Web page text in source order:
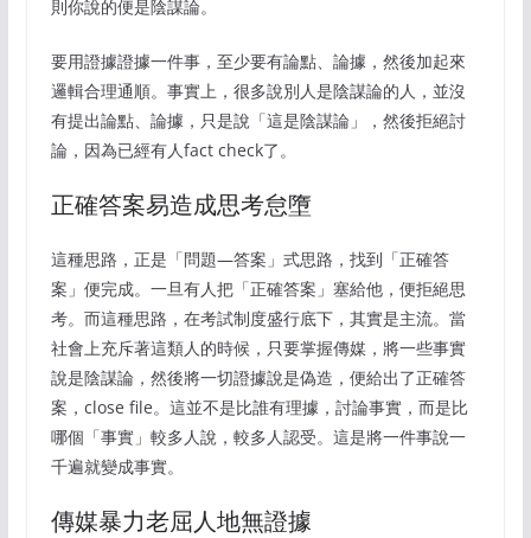
則你說的便是陰謀論。
要用證據證據一件事，至少要有論點、論據，然後加起來
邏輯合理通順。事實上，很多說別人是陰謀論的人，並沒
有提出論點、論據，只是說「這是陰謀論」，然後拒絕討
論，因為已經有人fact check了。
正確答案易造成思考怠墮
這種思路，正是「問題—答案」式思路，找到「正確答
案」便完成。一旦有人把「正確答案」塞給他，便拒絕思
考。而這種思路，在考試制度盛行底下，其實是主流。當
社會上充斥著這類人的時候，只要掌握傳媒，將一些事實
說是陰謀論，然後將一切證據說是偽造，便給出了正確答
案，close file。這並不是比誰有理據，討論事實，而是比
哪個「事實」較多人說，較多人認受。這是將一件事說一
千遍就變成事實。
傳媒暴力老屈人地無證據